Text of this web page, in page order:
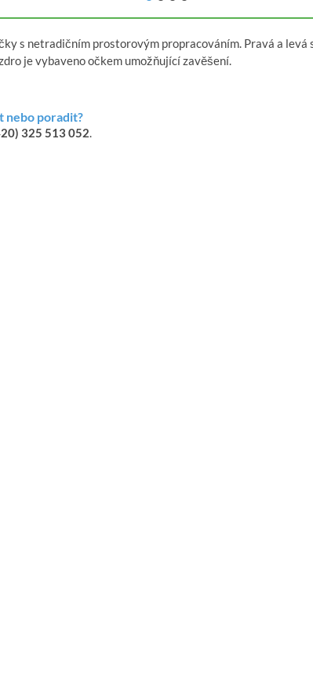
s netradičním prostorovým propracováním. Pravá a levá
je vybaveno očkem umožňující zavěšení.
nebo poradit?
325 513 052.